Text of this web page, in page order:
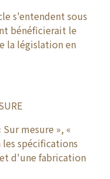
s'entendent sous
bénéficierait le
la législation en
mesure », «
les spécifications
d'une fabrication